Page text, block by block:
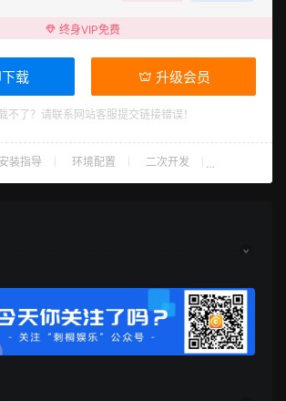
终身VIP免费
载 升级会员
不了？请联系网站客服提交链接错误！
安装指导 环境配置 二次开发